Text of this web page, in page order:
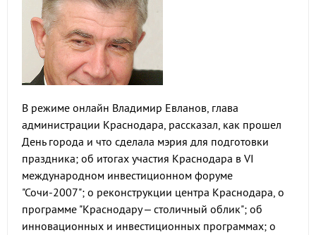
В режиме онлайн Владимир Евланов, глава
администрации Краснодара, рассказал, как прошел
День города и что сделала мэрия для подготовки
праздника; об итогах участия Краснодара в VI
международном инвестиционном форуме
"Сочи-2007"; о реконструкции центра Краснодара, о
программе "Краснодару – столичный облик"; об
инновационных и инвестиционных программах; о